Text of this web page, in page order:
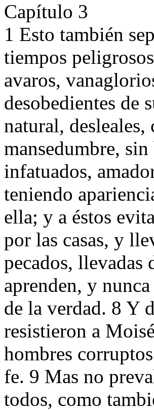
Capítulo 3
1 Esto también
tiempos
avaros,
desobedientes de
natural,
mansedumbre,
infatuados,
teniendo
ella; y a éstos
por las casas, y
pecados, llevadas
aprenden, y
de la verdad. 8 Y
resistieron a
hombres
fe. 9 Mas no
todos, como